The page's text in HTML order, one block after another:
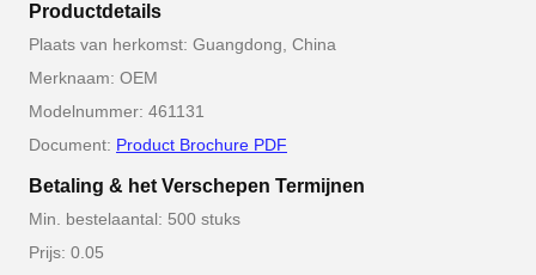
Productdetails
Plaats van herkomst: Guangdong, China
Merknaam: OEM
Modelnummer: 461131
Document: Product Brochure PDF
Betaling & het Verschepen Termijnen
Min. bestelaantal: 500 stuks
Prijs: 0.05